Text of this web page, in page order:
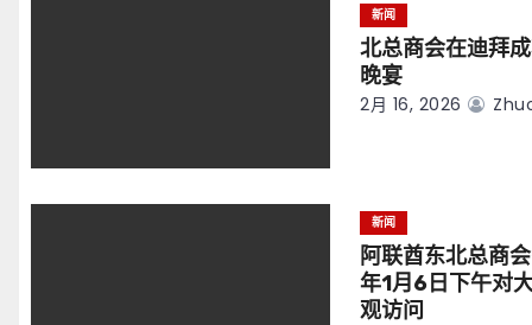
新闻
北总商会在迪拜
晚宴
2月 16, 2026
新闻
阿联酋东北总商
年1月6日下午对
观访问